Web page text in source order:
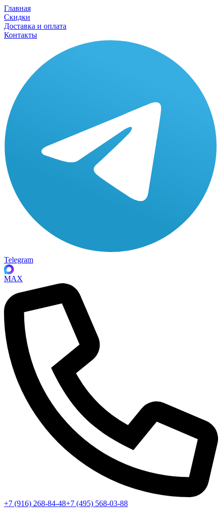
Главная
Скидки
Доставка и оплата
Контакты
Telegram
MAX
+7 (916) 268-84-48+7 (495) 568-03-88